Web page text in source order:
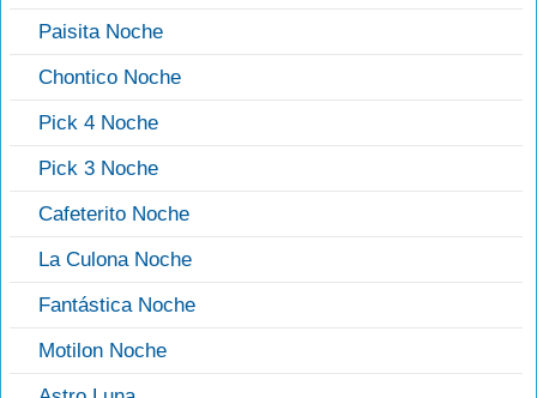
Paisita Noche
Chontico Noche
Pick 4 Noche
Pick 3 Noche
Cafeterito Noche
La Culona Noche
Fantástica Noche
Motilon Noche